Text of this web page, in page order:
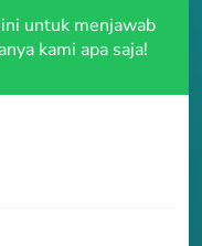
Kec. Cilandak,
DKI Jakarta
untuk menjawab
kami apa saja!